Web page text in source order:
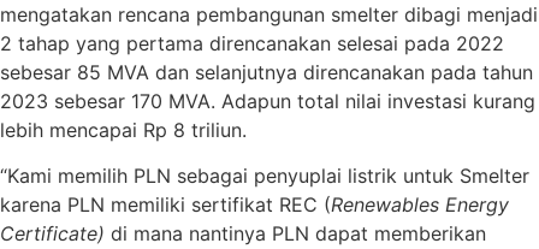
mengatakan rencana pembangunan smelter dibagi menjadi
2 tahap yang pertama direncanakan selesai pada 2022
sebesar 85 MVA dan selanjutnya direncanakan pada tahun
2023 sebesar 170 MVA. Adapun total nilai investasi kurang
lebih mencapai Rp 8 triliun.
“Kami memilih PLN sebagai penyuplai listrik untuk Smelter
karena PLN memiliki sertifikat REC (Renewables Energy
Certificate) di mana nantinya PLN dapat memberikan